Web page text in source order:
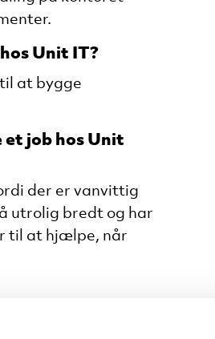
Unit IT?
at bygge
et job hos Unit
der er vanvittig
utrolig bredt og har
til at hjælpe, når